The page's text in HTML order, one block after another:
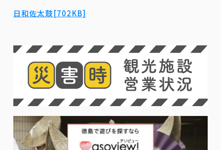
日和佐太鼓[702KB]